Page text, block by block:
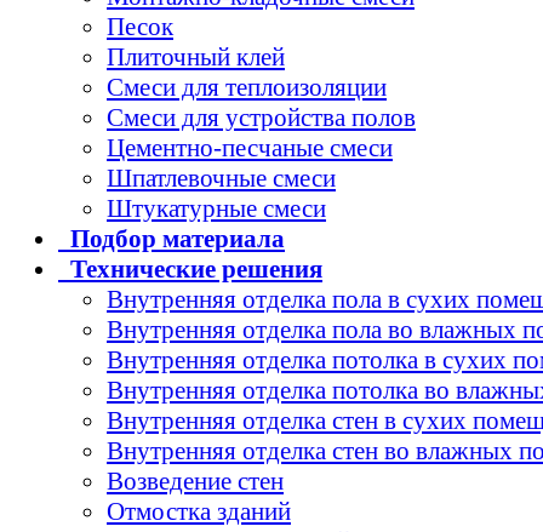
Песок
Плиточный клей
Смеси для теплоизоляции
Смеси для устройства полов
Цементно-песчаные смеси
Шпатлевочные смеси
Штукатурные смеси
Подбор материала
Технические решения
Внутренняя отделка пола в сухих
Внутренняя отделка пола во влажных
Внутренняя отделка потолка в сухих
Внутренняя отделка потолка во
Внутренняя отделка стен в сухих
Внутренняя отделка стен во влажных
Возведение стен
Отмостка зданий